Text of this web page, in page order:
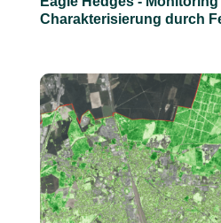
Charakterisierung durch